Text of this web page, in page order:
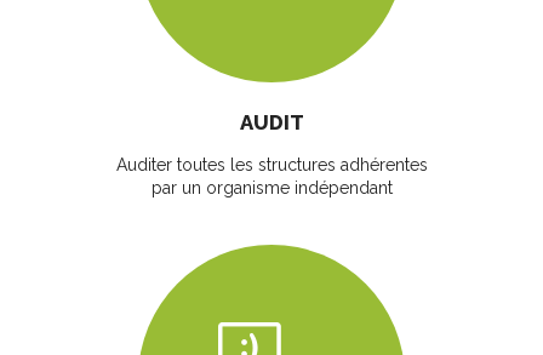
AUDIT
Auditer toutes les structures adhérentes
par un organisme indépendant